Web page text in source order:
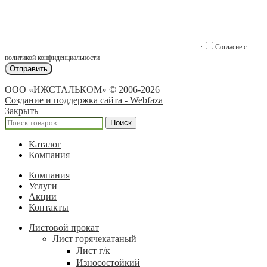
Согласие с
политикой конфиденциальности
ООО «ИЖСТАЛЬКОМ» © 2006-2026
Создание и поддержка сайта - Webfaza
Закрыть
Поиск
Каталог
Компания
Компания
Услуги
Акции
Контакты
Листовой прокат
Лист горячекатаный
Лист г/к
Износостойкий